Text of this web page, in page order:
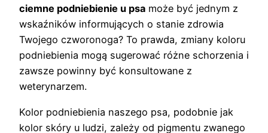
ciemne podniebienie u psa może być jednym z
wskaźników informujących o stanie zdrowia
Twojego czworonoga? To prawda, zmiany koloru
podniebienia mogą sugerować różne schorzenia i
zawsze powinny być konsultowane z
weterynarzem.
Kolor podniebienia naszego psa, podobnie jak
kolor skóry u ludzi, zależy od pigmentu zwanego